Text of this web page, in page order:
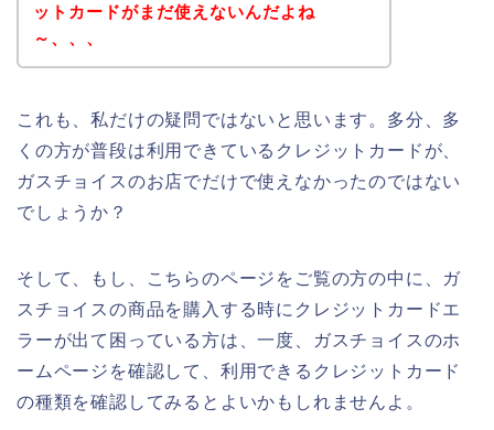
ットカードがまだ使えないんだよね
～、、、
これも、私だけの疑問ではないと思います。多分、多
くの方が普段は利用できているクレジットカードが、
ガスチョイスのお店でだけで使えなかったのではない
でしょうか？
そして、もし、こちらのページをご覧の方の中に、ガ
スチョイスの商品を購入する時にクレジットカードエ
ラーが出て困っている方は、一度、ガスチョイスのホ
ームページを確認して、利用できるクレジットカード
の種類を確認してみるとよいかもしれませんよ。